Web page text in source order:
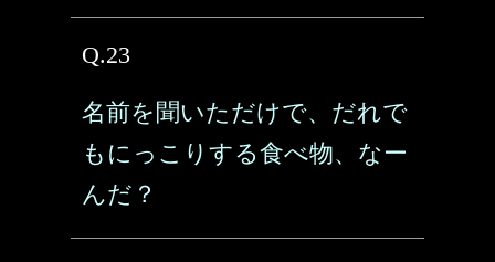
Q.23
名前を聞いただけで、だれで
もにっこりする食べ物、なー
んだ？